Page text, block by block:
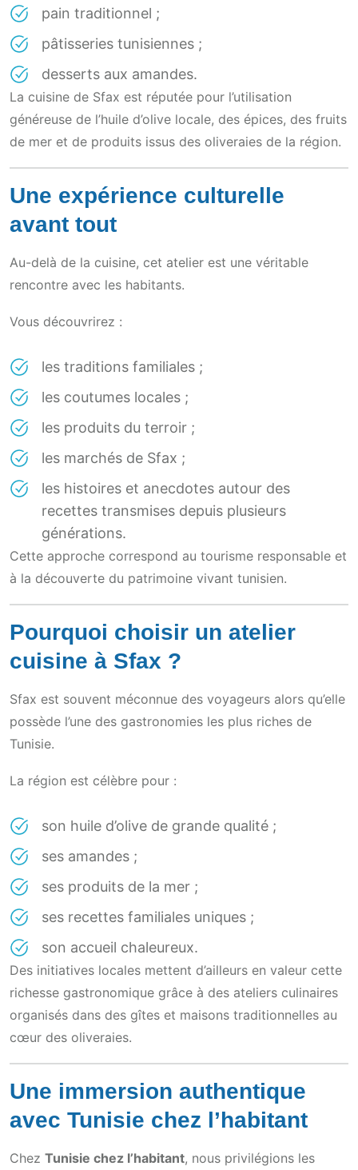
pain traditionnel ;
pâtisseries tunisiennes ;
desserts aux amandes.
La cuisine de Sfax est réputée pour l’utilisation
généreuse de l’huile d’olive locale, des épices, des fruits
de mer et de produits issus des oliveraies de la région.
Une expérience culturelle
avant tout
Au-delà de la cuisine, cet atelier est une véritable
rencontre avec les habitants.
Vous découvrirez :
les traditions familiales ;
les coutumes locales ;
les produits du terroir ;
les marchés de Sfax ;
les histoires et anecdotes autour des
recettes transmises depuis plusieurs
générations.
Cette approche correspond au tourisme responsable et
à la découverte du patrimoine vivant tunisien.
Pourquoi choisir un atelier
cuisine à Sfax ?
Sfax est souvent méconnue des voyageurs alors qu’elle
possède l’une des gastronomies les plus riches de
Tunisie.
La région est célèbre pour :
son huile d’olive de grande qualité ;
ses amandes ;
ses produits de la mer ;
ses recettes familiales uniques ;
son accueil chaleureux.
Des initiatives locales mettent d’ailleurs en valeur cette
richesse gastronomique grâce à des ateliers culinaires
organisés dans des gîtes et maisons traditionnelles au
cœur des oliveraies.
Une immersion authentique
avec Tunisie chez l’habitant
Chez Tunisie chez l’habitant, nous privilégions les